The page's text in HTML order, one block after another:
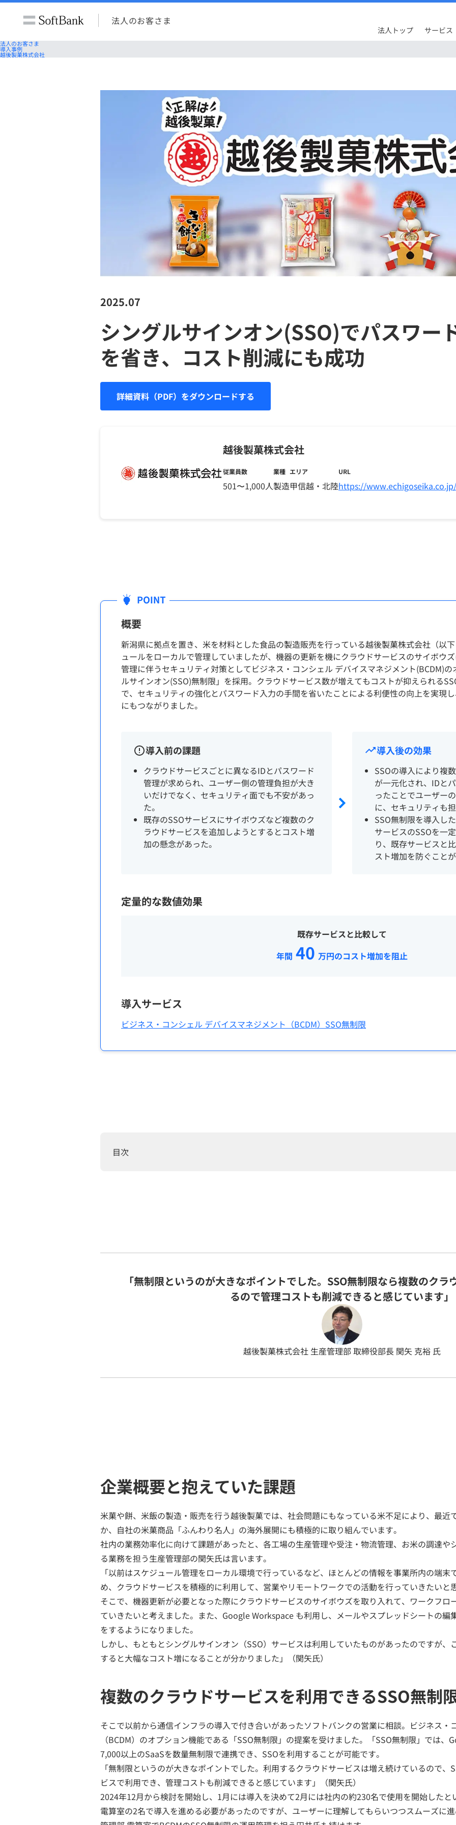
法人のお客さま
法人トップ サービス
法人のお客さま
導入事例
越後製菓株式会社
2025.07
シングルサインオン(SSO)でパスワー
を省き、コスト削減にも成功
詳細資料（PDF）をダウンロードする
越後製菓株式会社
従業員数
501〜1,000人
業種
製造
エリア
甲信越・北陸
URL
https://www.echigoseika.co.jp/
概要
新潟県に拠点を置き、米を材料とした食品の製造販売を行っている越後製菓株式会社（以
ュールをローカルで管理していましたが、機器の更新を機にクラウドサービスのサイボウズ
管理に伴うセキュリティ対策としてビジネス・コンシェル デバイスマネジメント(BCDM)
ルサインオン(SSO)無制限」を採用。クラウドサービス数が増えてもコストが抑えられる
で、セキュリティの強化とパスワード入力の手間を省いたことによる利便性の向上を実現
にもつながりました。
導入前の課題
クラウドサービスごとに異なるIDとパスワード
管理が求められ、ユーザー側の管理負担が大き
いだけでなく、セキュリティ面でも不安があっ
た。
既存のSSOサービスにサイボウズなど複数のク
ラウドサービスを追加しようとするとコスト増
加の懸念があった。
導入後の効果
SSOの導入により複
が一元化され、IDと
ったことでユーザー
に、セキュリティも担
SSO無制限を導入し
サービスのSSOを一
り、既存サービスと
スト増加を防ぐことが
定量的な数値効果
既存サービスと比較して
年間 40 万円のコスト増加を阻止
導入サービス
ビジネス・コンシェル デバイスマネジメント（BCDM）SSO無制限
目次
「無制限というのが大きなポイントでした。SSO無制限なら複数のクラ
るので管理コストも削減できると感じています」
越後製菓株式会社 生産管理部 取締役部長 関矢 克裕 氏
企業概要と抱えていた課題
米菓や餅、米飯の製造・販売を行う越後製菓では、社会問題にもなっている米不足により、最近
か、自社の米菓商品「ふんわり名人」の海外展開にも積極的に取り組んでいます。
社内の業務効率化に向けて課題があったと、各工場の生産管理や受注・物流管理、お米の調達や
る業務を担う生産管理部の関矢氏は言います。
「以前はスケジュール管理をローカル環境で行っているなど、ほとんどの情報を事業所内の端
め、クラウドサービスを積極的に利用して、営業やリモートワークでの活動を行っていきたいと
そこで、機器更新が必要となった際にクラウドサービスのサイボウズを取り入れて、ワークフロ
ていきたいと考えました。また、Google Workspace も利用し、メールやスプレッドシートの編
をするようになりました。
しかし、もともとシングルサインオン（SSO）サービスは利用していたものがあったのですが、
すると大幅なコスト増になることが分かりました」（関矢氏）
複数のクラウドサービスを利用できるSSO無制
そこで以前から通信インフラの導入で付き合いがあったソフトバンクの営業に相談。ビジネス・
（BCDM）のオプション機能である「SSO無制限」の提案を受けました。「SSO無制限」では
7,000以上のSaaSを数量無制限で連携でき、SSOを利用することが可能です。
「無制限というのが大きなポイントでした。利用するクラウドサービスは増え続けているので、
ビスで利用でき、管理コストも削減できると感じています」（関矢氏）
2024年12月から検討を開始し、1月には導入を決めて2月には社内の約230名で使用を開始した
電算室の2名で導入を進める必要があったのですが、ユーザーに理解してもらいつつスムーズに